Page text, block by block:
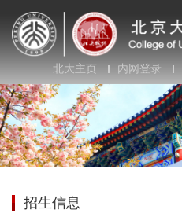
北大主页 内网登录
招生信息